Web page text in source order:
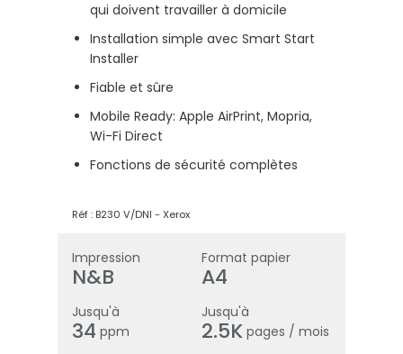
qui doivent travailler à domicile
Installation simple avec Smart Start
Installer
Fiable et sûre
Mobile Ready: Apple AirPrint, Mopria,
Wi-Fi Direct
Fonctions de sécurité complètes
Réf : B230 V/DNI - Xerox
Impression
N&B
Format papier
A4
Jusqu'à
34 ppm
Jusqu'à
2.5K pages / mois